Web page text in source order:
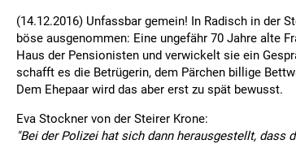
(14.12.2016) Unfassbar gemein! In Radisch in der
böse ausgenommen: Eine ungefähr 70 Jahre alte
Haus der Pensionisten und verwickelt sie ein
schafft es die Betrügerin, dem Pärchen billige
Dem Ehepaar wird das aber erst zu spät bewusst.
Eva Stockner von der Steirer Krone:
"Bei der Polizei hat sich dann herausgestellt, dass